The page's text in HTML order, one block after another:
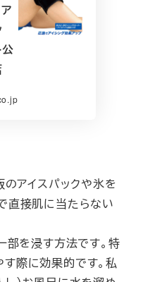
のアイスパックや氷を
直接肌に当たらない
部を浸す方法です。特
際に効果的です。私